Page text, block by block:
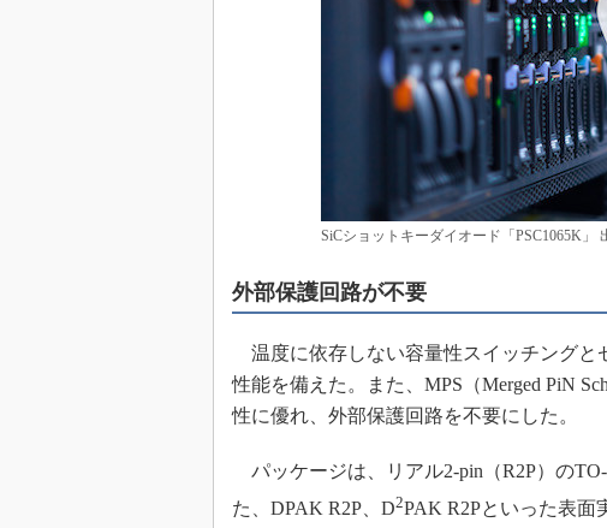
IoT時代の無線規格を知る【Thread
編】
IoT時代の無線規格を知る【Z-Wave
編】
SiCショットキーダイオード「PSC1065K」
外部保護回路が不要
温度に依存しない容量性スイッチングと
性能を備えた。また、MPS（Merged PiN
性に優れ、外部保護回路を不要にした。
パッケージは、リアル2-pin（R2P）の
た、DPAK R2P、D2PAK R2Pといった表面